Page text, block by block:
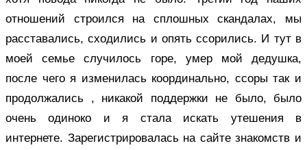
отношений строился на сплошных скандалах, мы
расставались, сходились и опять ссорились. И тут в
моей семье случилось горе, умер мой дедушка,
после чего я изменилась координально, ссоры так и
продолжались , никакой поддержки не было, было
очень одиноко и я стала искать утешения в
интернете. Зарегистрировалась на сайте знакомств и